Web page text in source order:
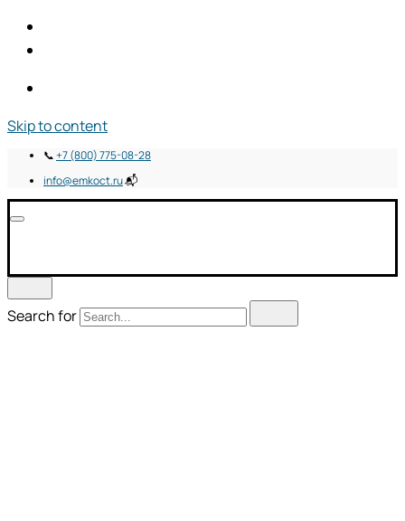
Skip to content
📞+7 (800) 775-08-28
info@emkoct.ru📬
Search for